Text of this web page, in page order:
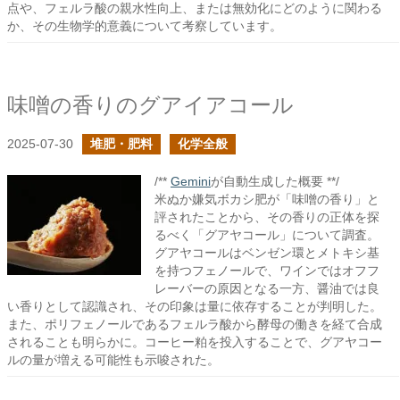
点や、フェルラ酸の親水性向上、または無効化にどのように関わる
か、その生物学的意義について考察しています。
味噌の香りのグアイアコール
2025-07-30 堆肥・肥料 化学全般
/** Geminiが自動生成した概要 **/
米ぬか嫌気ボカシ肥が「味噌の香り」と
評されたことから、その香りの正体を探
るべく「グアヤコール」について調査。
グアヤコールはベンゼン環とメトキシ基
を持つフェノールで、ワインではオフフ
レーバーの原因となる一方、醤油では良
い香りとして認識され、その印象は量に依存することが判明した。
また、ポリフェノールであるフェルラ酸から酵母の働きを経て合成
されることも明らかに。コーヒー粕を投入することで、グアヤコー
ルの量が増える可能性も示唆された。